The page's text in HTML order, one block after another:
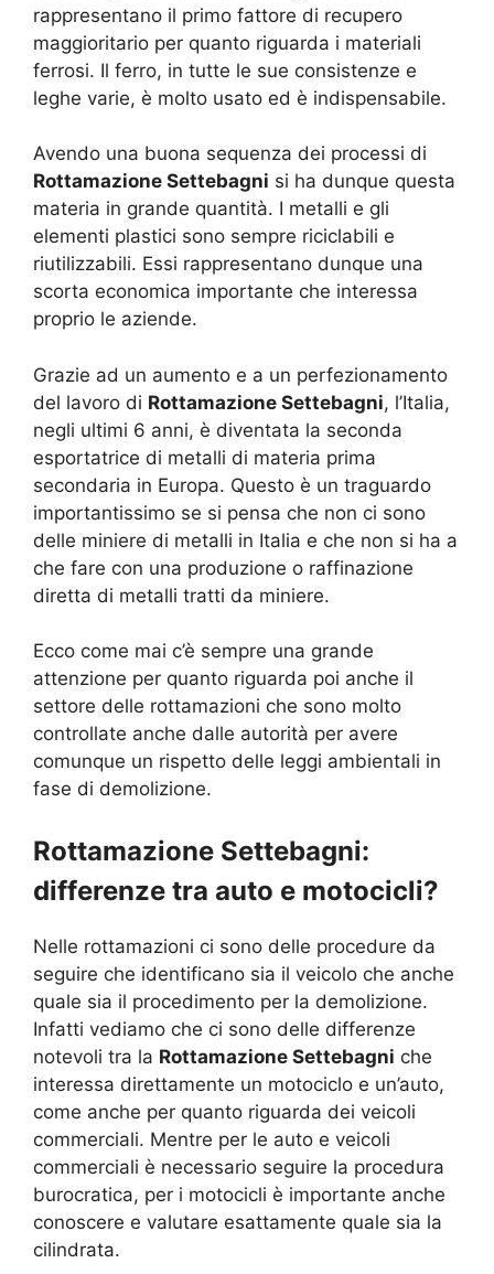
rappresentano il primo fattore di recupero
maggioritario per quanto riguarda i materiali
ferrosi. Il ferro, in tutte le sue consistenze e
leghe varie, è molto usato ed è indispensabile.
Avendo una buona sequenza dei processi di
Rottamazione Settebagni si ha dunque questa
materia in grande quantità. I metalli e gli
elementi plastici sono sempre riciclabili e
riutilizzabili. Essi rappresentano dunque una
scorta economica importante che interessa
proprio le aziende.
Grazie ad un aumento e a un perfezionamento
del lavoro di Rottamazione Settebagni, l’Italia,
negli ultimi 6 anni, è diventata la seconda
esportatrice di metalli di materia prima
secondaria in Europa. Questo è un traguardo
importantissimo se si pensa che non ci sono
delle miniere di metalli in Italia e che non si ha a
che fare con una produzione o raffinazione
diretta di metalli tratti da miniere.
Ecco come mai c’è sempre una grande
attenzione per quanto riguarda poi anche il
settore delle rottamazioni che sono molto
controllate anche dalle autorità per avere
comunque un rispetto delle leggi ambientali in
fase di demolizione.
Rottamazione Settebagni:
differenze tra auto e motocicli?
Nelle rottamazioni ci sono delle procedure da
seguire che identificano sia il veicolo che anche
quale sia il procedimento per la demolizione.
Infatti vediamo che ci sono delle differenze
notevoli tra la Rottamazione Settebagni che
interessa direttamente un motociclo e un’auto,
come anche per quanto riguarda dei veicoli
commerciali. Mentre per le auto e veicoli
commerciali è necessario seguire la procedura
burocratica, per i motocicli è importante anche
conoscere e valutare esattamente quale sia la
cilindrata.